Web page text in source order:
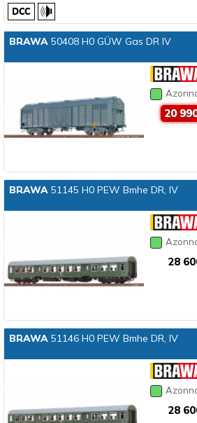
BRAWA50408 H0 GÜW Gas DR IV
20
BRAWA51145 H0 PEW Bmhe DR, IV
28
BRAWA51146 H0 PEW Bmhe DR, IV
28